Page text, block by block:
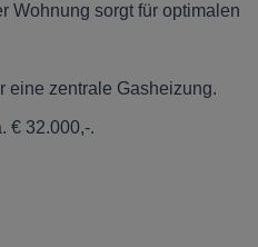
Wohnung sorgt für optimalen
eine zentrale Gasheizung.
€ 32.000,-.